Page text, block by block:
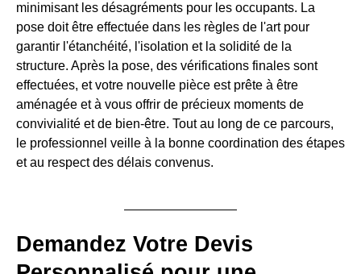
minimisant les désagréments pour les occupants. La
pose doit être effectuée dans les règles de l'art pour
garantir l'étanchéité, l'isolation et la solidité de la
structure. Après la pose, des vérifications finales sont
effectuées, et votre nouvelle pièce est prête à être
aménagée et à vous offrir de précieux moments de
convivialité et de bien-être. Tout au long de ce parcours,
le professionnel veille à la bonne coordination des étapes
et au respect des délais convenus.
Demandez Votre Devis